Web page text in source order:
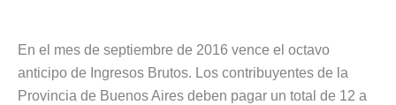
En el mes de septiembre de 2016 vence el octavo
anticipo de Ingresos Brutos. Los contribuyentes de la
Provincia de Buenos Aires deben pagar un total de 12 a